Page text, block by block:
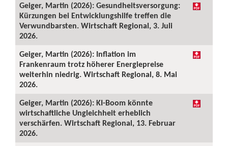
Geiger, Martin (2026): Gesundheitsversorgung:
Kürzungen bei Entwicklungshilfe treffen die
Verwundbarsten. Wirtschaft Regional, 3. Juli
2026.
Geiger, Martin (2026): Inflation im
Frankenraum trotz höherer Energiepreise
weiterhin niedrig. Wirtschaft Regional, 8. Mai
2026.
Geiger, Martin (2026): KI-Boom könnte
wirtschaftliche Ungleichheit erheblich
verschärfen. Wirtschaft Regional, 13. Februar
2026.